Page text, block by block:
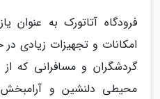
فرودگاه آتاتورک به عنوان
امکانات و تجهیزات زیادی
گردشگران و مسافرانی که
محیطی دلنشین و